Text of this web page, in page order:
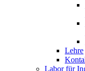
Lehre
Labor für